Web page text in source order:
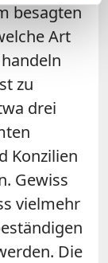
besagten
Art
zu
drei
Konzilien
Gewiss
vielmehr
Die